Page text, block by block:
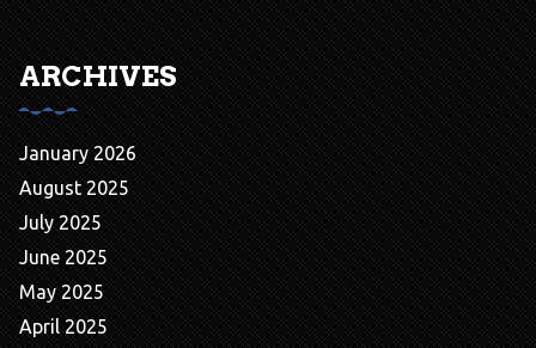
ARCHIVES
January 2026
August 2025
July 2025
June 2025
May 2025
April 2025